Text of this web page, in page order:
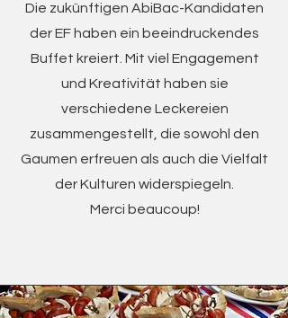
Die zukünftigen AbiBac-Kandidaten
der EF haben ein beeindruckendes
Buffet kreiert. Mit viel Engagement
und Kreativität haben sie
verschiedene Leckereien
zusammengestellt, die sowohl den
Gaumen erfreuen als auch die Vielfalt
der Kulturen widerspiegeln.
Merci beaucoup!